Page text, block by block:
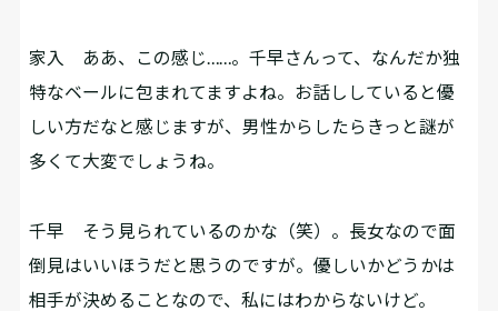
家入
ああ、この感じ……。千早さんって、なんだか独
特なベールに包まれてますよね。お話ししていると優
しい方だなと感じますが、男性からしたらきっと謎が
多くて大変でしょうね。
千早 そう見られているのかな（笑）。長女なので面
倒見はいいほうだと思うのですが。優しいかどうかは
相手が決めることなので、私にはわからないけど。